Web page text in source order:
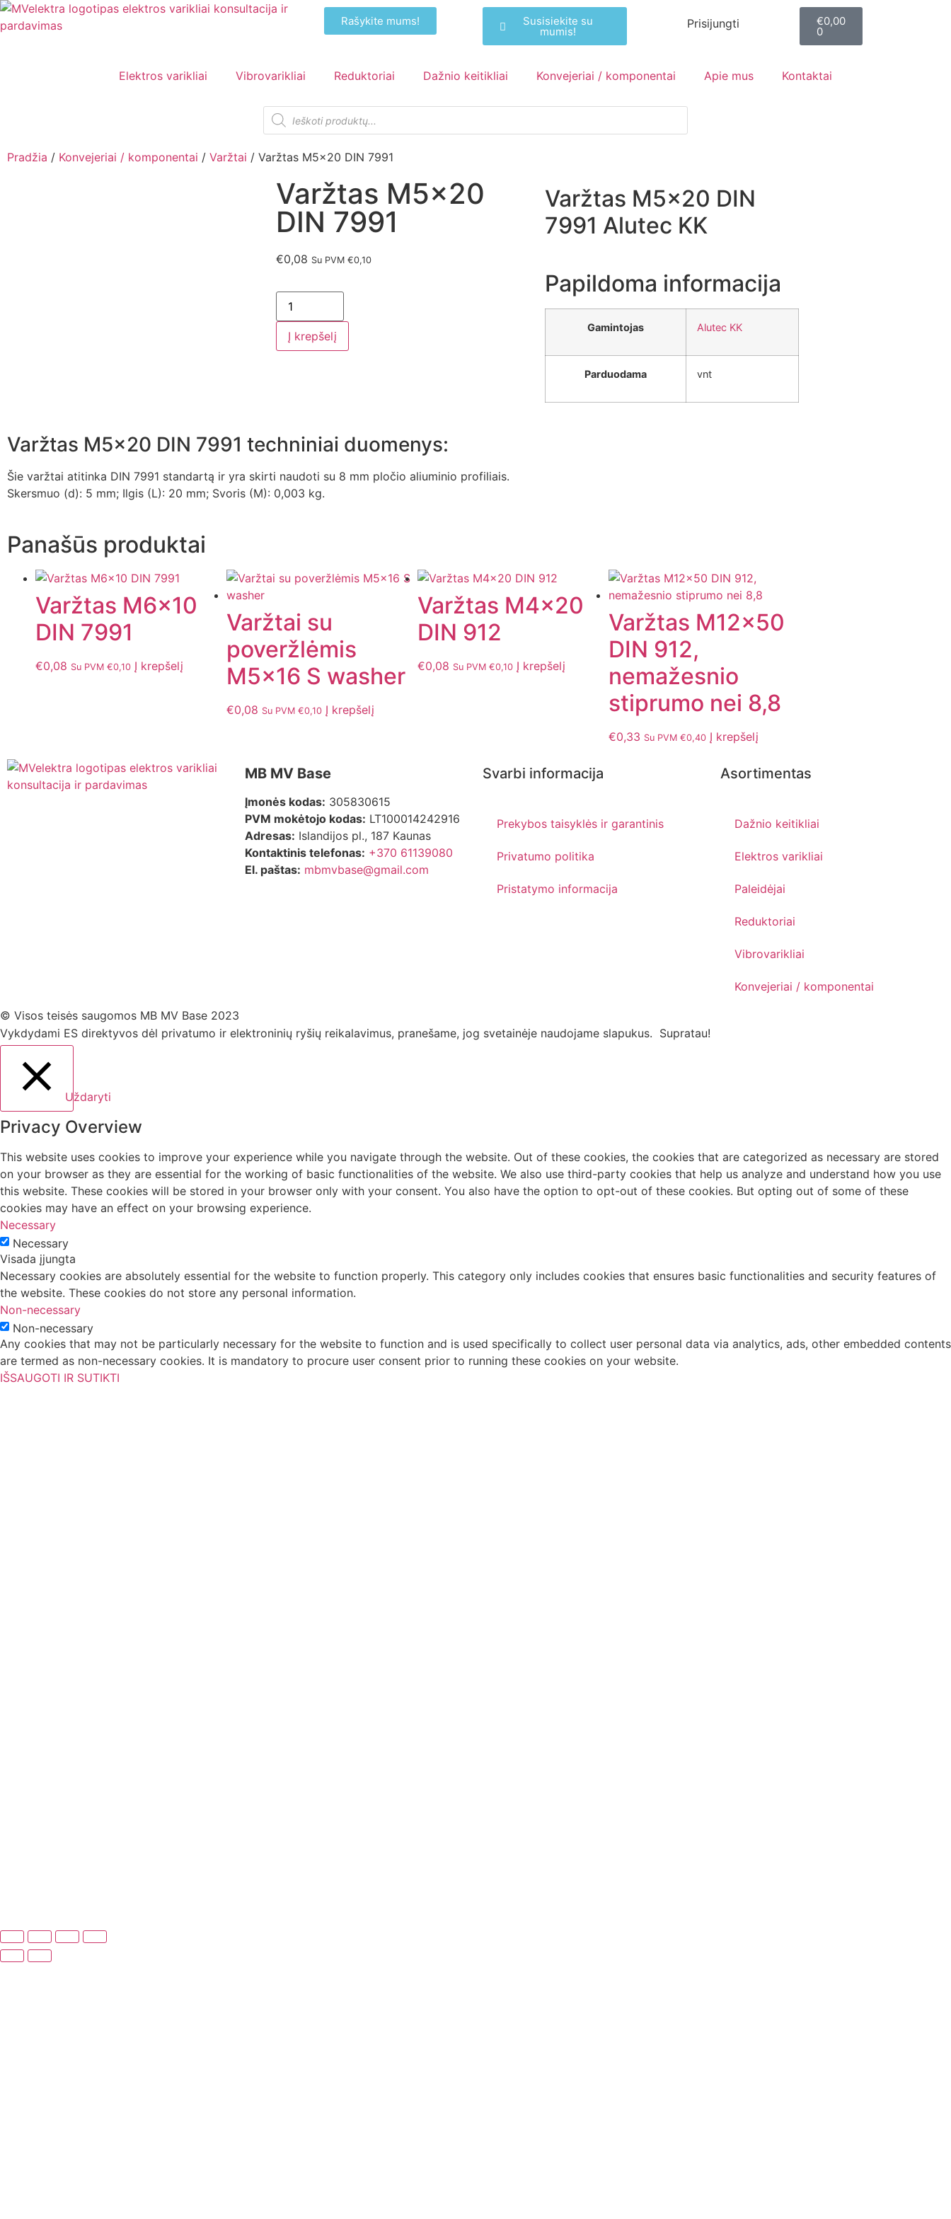
Rašykite mums! Susisiekite su
mumis!
Prisijungti €0,00
0
Elektros varikliai Vibrovarikliai Reduktoriai Dažnio keitikliai Konvejeriai / komponentai Apie mus Kontaktai
Pradžia / Konvejeriai / komponentai / Varžtai / Varžtas M5x20 DIN 7991
Varžtas M5x20
DIN 7991
€0,08 Su PVM €0,10
Į krepšelį
Varžtas M5x20 DIN
7991 Alutec KK
Papildoma informacija
Gamintojas Alutec KK
Parduodama vnt
Varžtas M5x20 DIN 7991 techniniai duomenys:
Šie varžtai atitinka DIN 7991 standartą ir yra skirti naudoti su 8 mm pločio aliuminio profiliais.
Skersmuo (d): 5 mm; Ilgis (L): 20 mm; Svoris (M): 0,003 kg.
Panašūs produktai
Varžtas M6x10
DIN 7991
€0,08 Su PVM €0,10 Į krepšelį
Varžtai su
poveržlėmis
M5x16 S washer
€0,08 Su PVM €0,10 Į krepšelį
Varžtas M4x20
DIN 912
€0,08 Su PVM €0,10 Į krepšelį
Varžtas M12x50
DIN 912,
nemažesnio
stiprumo nei 8,8
€0,33 Su PVM €0,40 Į krepšelį
MB MV Base
Įmonės kodas: 305830615
PVM mokėtojo kodas: LT100014242916
Adresas: Islandijos pl., 187 Kaunas
Kontaktinis telefonas: +370 61139080
El. paštas: mbmvbase@gmail.com
Svarbi informacija
Prekybos taisyklės ir garantinis
Privatumo politika
Pristatymo informacija
Asortimentas
Dažnio keitikliai
Elektros varikliai
Paleidėjai
Reduktoriai
Vibrovarikliai
Konvejeriai / komponentai
© Visos teisės saugomos MB MV Base 2023
Vykdydami ES direktyvos dėl privatumo ir elektroninių ryšių reikalavimus, pranešame, jog svetainėje naudojame slapukus. Supratau!
Uždaryti
Privacy Overview
This website uses cookies to improve your experience while you navigate through the website. Out of these cookies, the cookies that are categorized as necessary are stored
on your browser as they are essential for the working of basic functionalities of the website. We also use third-party cookies that help us analyze and understand how you use
this website. These cookies will be stored in your browser only with your consent. You also have the option to opt-out of these cookies. But opting out of some of these
cookies may have an effect on your browsing experience.
Necessary
Necessary
Visada įjungta
Necessary cookies are absolutely essential for the website to function properly. This category only includes cookies that ensures basic functionalities and security features of
the website. These cookies do not store any personal information.
Non-necessary
Non-necessary
Any cookies that may not be particularly necessary for the website to function and is used specifically to collect user personal data via analytics, ads, other embedded contents
are termed as non-necessary cookies. It is mandatory to procure user consent prior to running these cookies on your website.
IŠSAUGOTI IR SUTIKTI